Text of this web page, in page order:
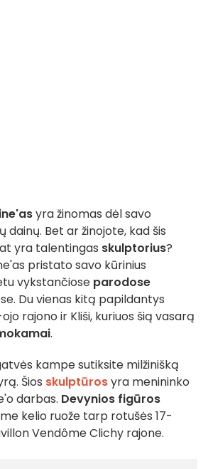
yra žinomas dėl savo
dainų. Bet ar žinojote, kad šis
yra talentingas skulptorius?
pristato savo kūrinius
vykstančiose parodose
Du vienas kitą papildantys
rajono ir Kliši, kuriuos šią vasarą
.
kampe sutiksite milžinišką
Šios skulptūrosyra menininko
darbas. Devynios figūros
kelio ruože tarp rotušės 17-
Vendôme Clichy rajone.